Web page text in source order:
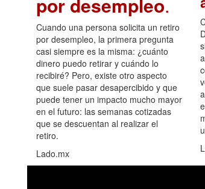
por desempleo.
Cuando una persona solicita un retiro
por desempleo, la primera pregunta
casi siempre es la misma: ¿cuánto
dinero puedo retirar y cuándo lo
recibiré? Pero, existe otro aspecto
que suele pasar desapercibido y que
puede tener un impacto mucho mayor
en el futuro: las semanas cotizadas
que se descuentan al realizar el
retiro.
Lado.mx